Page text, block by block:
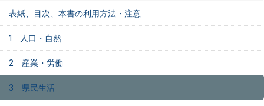
表紙、目次、本書の利用方法・注意
1 人口・自然
2 産業・労働
3 県民生活